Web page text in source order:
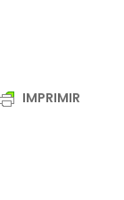
IMPRIMIR